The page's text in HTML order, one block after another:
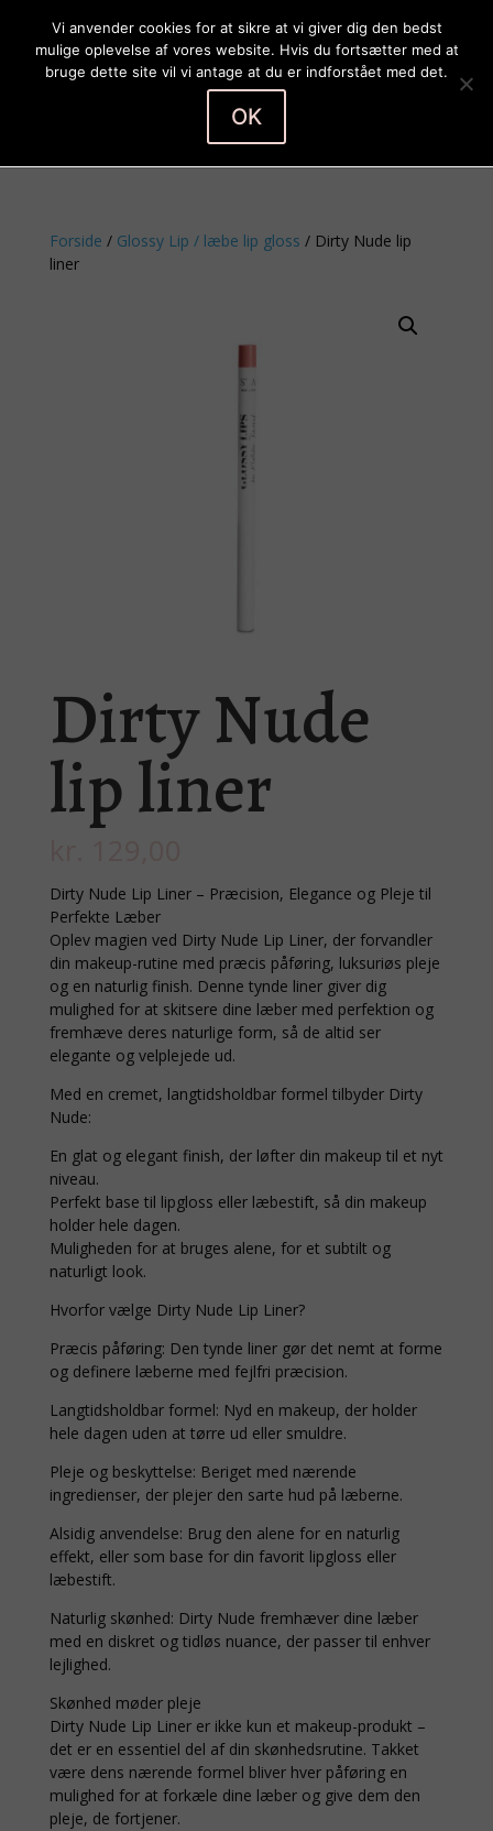
Forside / Glossy Lip / læbe lip gloss / Dirty Nude lip
liner
Dirty Nude
lip liner
Dirty Nude Lip Liner – Præcision, Elegance og Pleje til
Perfekte Læber
Oplev magien ved Dirty Nude Lip Liner, der forvandler
din makeup-rutine med præcis påføring, luksuriøs pleje
og en naturlig finish. Denne tynde liner giver dig
mulighed for at skitsere dine læber med perfektion og
fremhæve deres naturlige form, så de altid ser
elegante og velplejede ud.
Med en cremet, langtidsholdbar formel tilbyder Dirty
Nude:
En glat og elegant finish, der løfter din makeup til et nyt
niveau.
Perfekt base til lipgloss eller læbestift, så din makeup
holder hele dagen.
Muligheden for at bruges alene, for et subtilt og
naturligt look.
Hvorfor vælge Dirty Nude Lip Liner?
Præcis påføring: Den tynde liner gør det nemt at forme
og definere læberne med fejlfri præcision.
Langtidsholdbar formel: Nyd en makeup, der holder
hele dagen uden at tørre ud eller smuldre.
Pleje og beskyttelse: Beriget med nærende
ingredienser, der plejer den sarte hud på læberne.
Alsidig anvendelse: Brug den alene for en naturlig
effekt, eller som base for din favorit lipgloss eller
læbestift.
Naturlig skønhed: Dirty Nude fremhæver dine læber
med en diskret og tidløs nuance, der passer til enhver
lejlighed.
Skønhed møder pleje
Dirty Nude Lip Liner er ikke kun et makeup-produkt –
det er en essentiel del af din skønhedsrutine. Takket
være dens nærende formel bliver hver påføring en
mulighed for at forkæle dine læber og give dem den
pleje, de fortjener.
Vi anvender cookies for at sikre at vi giver dig den bedst
mulige oplevelse af vores website. Hvis du fortsætter med at
bruge dette site vil vi antage at du er indforstået med det.
OK